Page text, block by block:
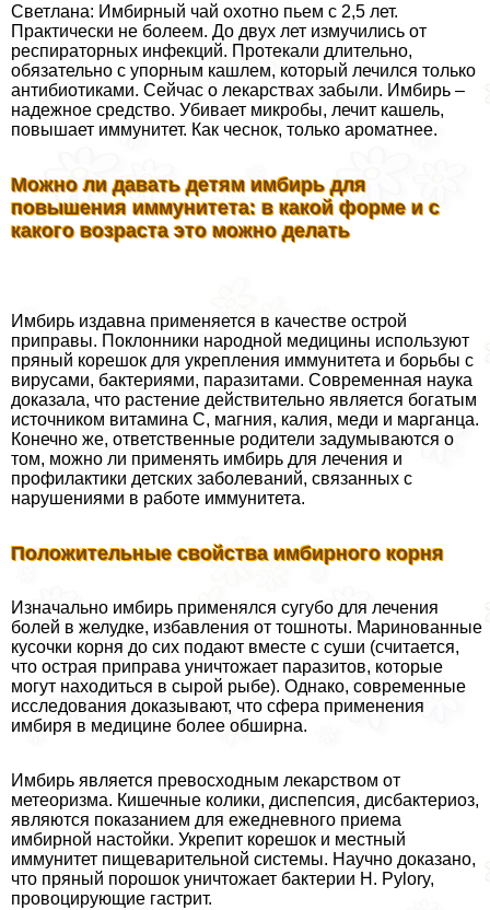
Светлана: Имбирный чай охотно пьем с 2,5 лет.
Пpaктически не болеем. До двух лет измучились от
респираторных инфекций. Протекали длительно,
обязательно с упopным кашлем, который лечился только
антибиотиками. Сейчас о лекарствах забыли. Имбирь –
надежное средство. Убивает микробы, лечит кашель,
повышает иммунитет. Как чеснок, только ароматнее.
Можно ли давать детям имбирь для
повышения иммунитета: в какой форме и с
какого возраста это можно делать
Имбирь издавна применяется в качестве острой
приправы. Поклонники народной медицины используют
пряный корешок для укрепления иммунитета и борьбы с
вирусами, бактериями, паразитами. Современная наука
доказала, что растение действительно является богатым
источником витамина С, магния, калия, меди и марганца.
Конечно же, ответственные родители задумываются о
том, можно ли применять имбирь для лечения и
профилактики детских заболеваний, связанных с
нарушениями в работе иммунитета.
Положительные свойства имбирного корня
Изначально имбирь применялся сугубо для лечения
болей в желудке, избавления от тошноты. Маринованные
кусочки корня до сих подают вместе с суши (считается,
что острая приправа уничтожает паразитов, которые
могут находиться в сырой рыбе). Однако, современные
исследования доказывают, что сфера применения
имбиря в медицине более обширна.
Имбирь является превосходным лекарством от
метеоризма. Кишечные колики, диспепсия, дисбактериоз,
являются показанием для ежедневного приема
имбирной настойки. Укрепит корешок и местный
иммунитет пищеварительной системы. Научно доказано,
что пряный порошок уничтожает бактерии H. Pylory,
провоцирующие гастрит.